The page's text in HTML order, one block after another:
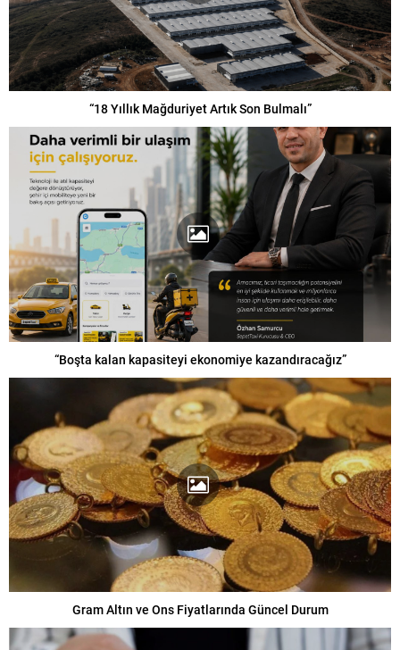
“18 Yıllık Mağduriyet Artık Son Bulmalı”
“Boşta kalan kapasiteyi ekonomiye kazandıracağız”
Gram Altın ve Ons Fiyatlarında Güncel Durum